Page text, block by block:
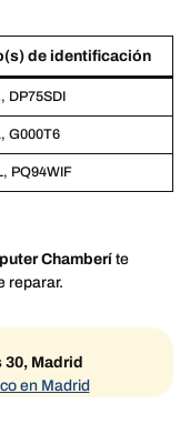
de identificación
DP75SDI
G000T6
PQ94WIF
Chamberíte
reparar.
30, Madrid
en Madrid